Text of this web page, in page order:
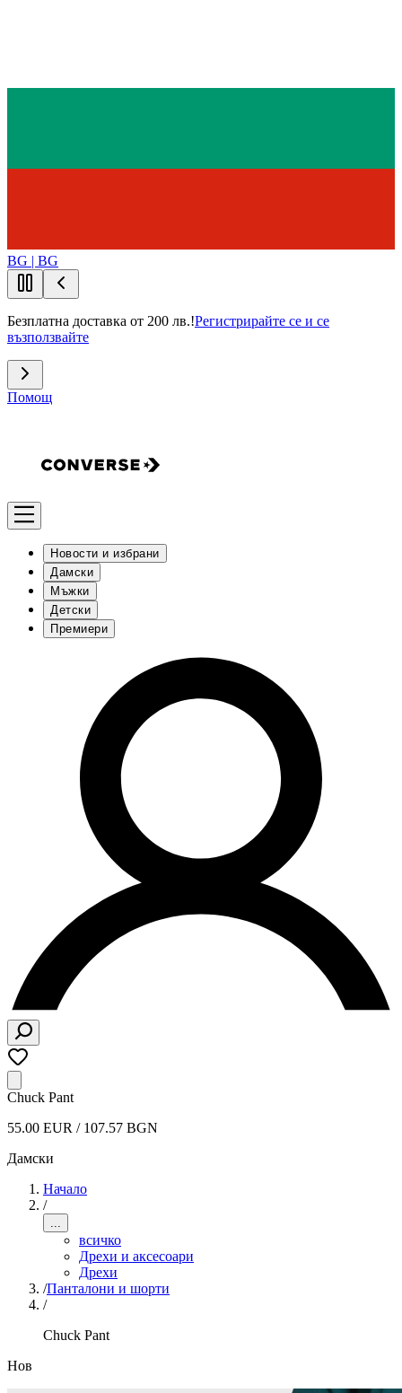
BG | BG
Безплатна доставка от 200 лв.!Регистрирайте се и се
възползвайте
Помощ
Новости и избрани
Дамски
Мъжки
Детски
Премиери
Chuck Pant
55.00 EUR / 107.57 BGN
Дамски
Начало
/
...
всичко
Дрехи и аксесоари
Дрехи
/Панталони и шорти
/
Chuck Pant
Нов